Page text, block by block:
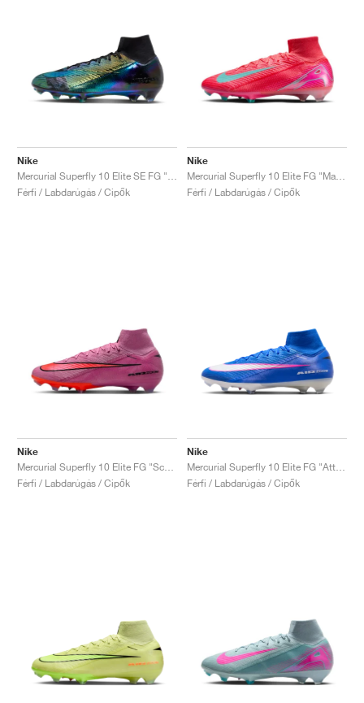
Nike
Férfi / Labdarúgás / Cipők
Nike
Férfi / Labdarúgás / Cipők
Nike
Férfi / Labdarúgás / Cipők
Nike
Férfi / Labdarúgás / Cipők